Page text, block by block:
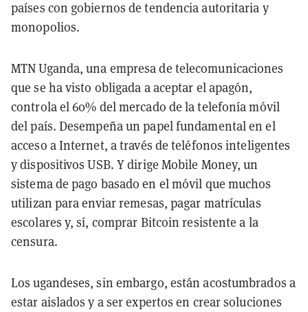
países con gobiernos de tendencia autoritaria y
monopolios.
MTN Uganda, una empresa de telecomunicaciones
que se ha visto obligada a aceptar el apagón,
controla el 60% del mercado de la telefonía móvil
del país. Desempeña un papel fundamental en el
acceso a Internet, a través de teléfonos inteligentes
y dispositivos USB. Y dirige Mobile Money, un
sistema de pago basado en el móvil que muchos
utilizan para enviar remesas, pagar matrículas
escolares y, sí, comprar Bitcoin resistente a la
censura.
Los ugandeses, sin embargo, están acostumbrados a
estar aislados y a ser expertos en crear soluciones